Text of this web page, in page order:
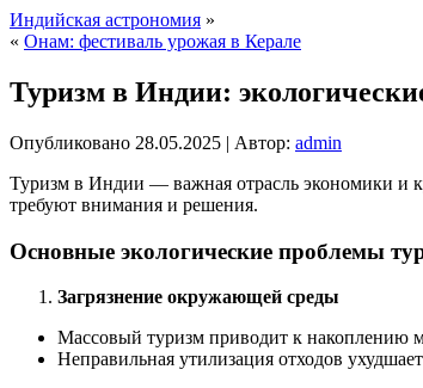
Индийская астрономия »
« Онам: фестиваль урожая в Керале
Туризм в Индии:
Опубликовано 28.05.2025 | Автор: admin
Туризм в Индии — важная отрасль экономики и
требуют внимания и решения.
Основные экологические проблемы
Загрязнение окружающей среды
Массовый туризм приводит к накоплению
Неправильная утилизация отходов